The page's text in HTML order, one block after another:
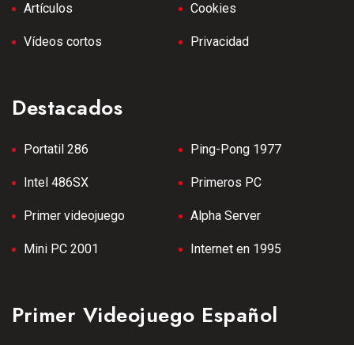
Artículos Cookies
Vídeos cortos Privacidad
Destacados
Portatil 286 Ping-Pong 1977
Intel 486SX Primeros PC
Primer videojuego Alpha Server
Mini PC 2001 Internet en 1995
Primer Videojuego Español